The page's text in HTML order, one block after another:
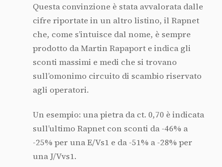
Questa convinzione è stata avvalorata dalle
cifre riportate in un altro listino, il Rapnet
che, come s’intuisce dal nome, è sempre
prodotto da Martin Rapaport e indica gli
sconti massimi e medi che si trovano
sull’omonimo circuito di scambio riservato
agli operatori.
Un esempio: una pietra da ct. 0,70 è indicata
sull’ultimo Rapnet con sconti da -46% a
-25% per una E/Vs1 e da -51% a -28% per
una J/Vvs1.